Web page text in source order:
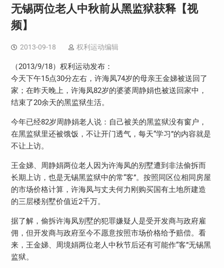
无锡两位老人中秋前从黑监狱获释【视
频】
2013-09-18 权利运动编辑
（2013/9/18）权利运动发布：
今天下午15点30分左右，许海凤74岁的母亲王金娣被送回了
家；在昨天晚上，许海凤82岁的婆婆周静娟也被送回家中，
结束了20余天的黑监狱生活。
今年已经82岁周静娟老人说：自己被关的黑监狱没有窗户，
在黑监狱里还被饿饭，不让开门透气，每天“学习”的内容就是
不让上访。
王金娣、周静娟两位老人因为许海凤的别墅遭到非法偷拆而
长期上访，也是无锡黑监狱中的常“客”。按照同区位相同房屋
的市场价格计算，许海凤与丈夫何力刚购买国有土地所建造
的三层楼别墅价值近2千万。
据了解，偷拆许海凤别墅的犯罪嫌疑人是受开发商与政府雇
佣，但开发商与政府至今不愿意按照市场价格给予赔偿。看
来，王金娣、周境娟两位老人中秋节后还有可能作“客”无锡黑
监狱。